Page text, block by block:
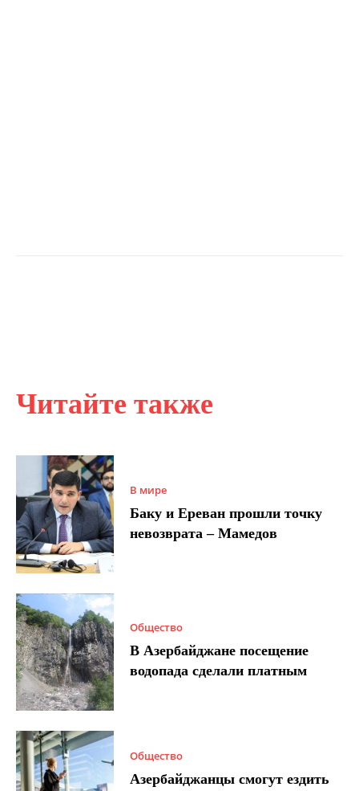
Читайте также
В мире
Баку и Ереван прошли точку
невозврата – Мамедов
Общество
В Азербайджане посещение
водопада сделали платным
Общество
Азербайджанцы смогут ездить